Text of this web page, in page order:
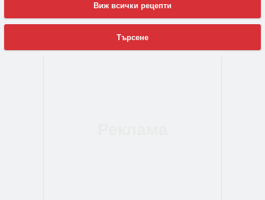
Виж всички рецепти
Търсене